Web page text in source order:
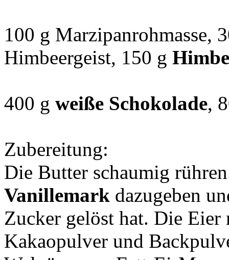
100 g Marzipanrohmasse,
Himbeergeist, 150 g
400 g weiße Schokolade,
Zubereitung:
Die Butter schaumig
Vanillemark dazugeben
Zucker gelöst hat. Die
Kakaopulver und